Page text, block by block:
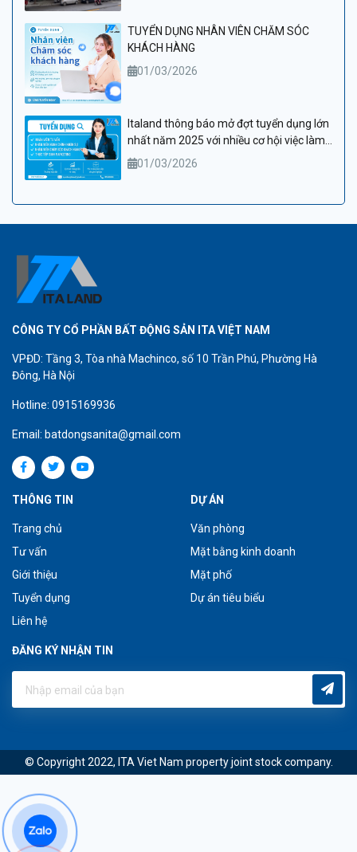
TUYỂN DỤNG NHÂN VIÊN CHĂM SÓC
KHÁCH HÀNG
01/03/2026
Italand thông báo mở đợt tuyển dụng lớn
nhất năm 2025 với nhiều cơ hội việc làm
hấp dẫn
01/03/2026
CÔNG TY CỔ PHẦN BẤT ĐỘNG SẢN ITA VIỆT NAM
VPĐD: Tầng 3, Tòa nhà Machinco, số 10 Trần Phú, Phường Hà
Đông, Hà Nội
Hotline: 0915169936
Email: batdongsanita@gmail.com
THÔNG TIN
Trang chủ
Tư vấn
Giới thiệu
Tuyển dụng
Liên hệ
DỰ ÁN
Văn phòng
Mặt bằng kinh doanh
Mặt phố
Dự án tiêu biểu
ĐĂNG KÝ NHẬN TIN
© Copyright 2022, ITA Viet Nam property joint stock company.